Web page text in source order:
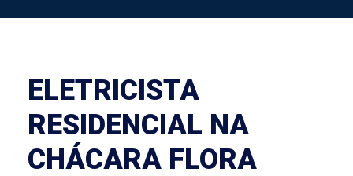
ELETRICISTA
RESIDENCIAL NA
CHÁCARA FLORA